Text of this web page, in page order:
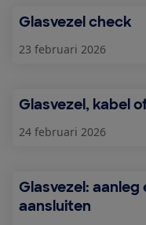
Glasvezel check
23 februari 2026
Glasvezel, kabel
24 februari 2026
Glasvezel: aanleg
aansluiten